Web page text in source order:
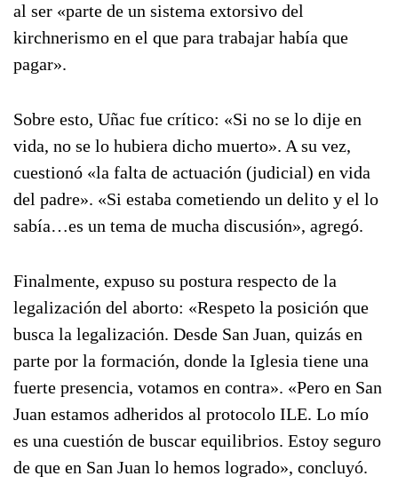
al ser «parte de un sistema extorsivo del
kirchnerismo en el que para trabajar había que
pagar».
Sobre esto, Uñac fue crítico: «Si no se lo dije en
vida, no se lo hubiera dicho muerto». A su vez,
cuestionó «la falta de actuación (judicial) en vida
del padre». «Si estaba cometiendo un delito y el lo
sabía…es un tema de mucha discusión», agregó.
Finalmente, expuso su postura respecto de la
legalización del aborto: «Respeto la posición que
busca la legalización. Desde San Juan, quizás en
parte por la formación, donde la Iglesia tiene una
fuerte presencia, votamos en contra». «Pero en San
Juan estamos adheridos al protocolo ILE. Lo mío
es una cuestión de buscar equilibrios. Estoy seguro
de que en San Juan lo hemos logrado», concluyó.